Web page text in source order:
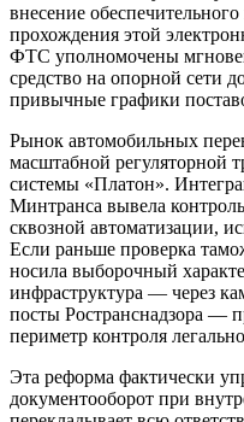
внесение
прохождения этой
ФТС уполномочены
средство на опорной сети
привычные графики
Рынок автомобильных
масштабной регуляторной
системы «Платон».
Минтранса вывела
сквозной автоматизации,
Если раньше проверка
носила выборочный
инфраструктура — через
посты Ространснадзора —
периметр контроля
Эта реформа фактически
документооборот при